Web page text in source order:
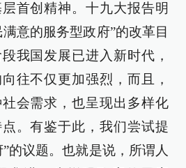
首创精神。十九大报告明
意的服务型政府”的改革目
我国发展已进入新时代，
往不仅更加强烈，而且，
会需求，也呈现出多样化
。有鉴于此，我们尝试提
的议题。也就是说，所谓人